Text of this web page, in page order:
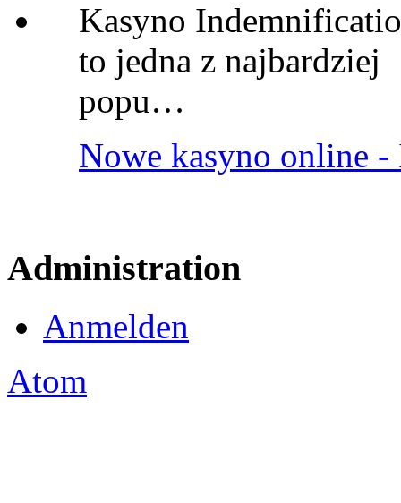
Kasyno
to jedna z najbardziej
popu…
Nowe kasyno online -
Administration
Anmelden
Atom